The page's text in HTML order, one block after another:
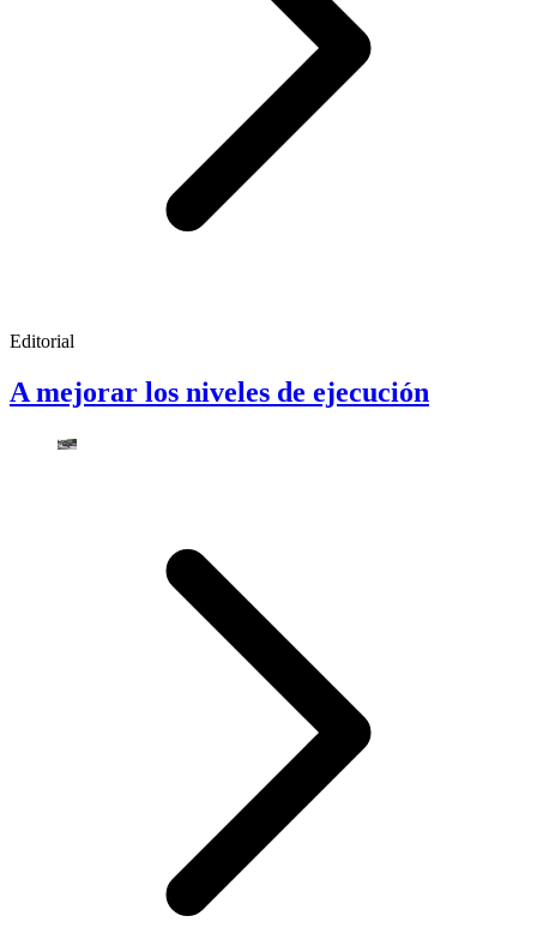
Editorial
A mejorar los niveles de ejecución